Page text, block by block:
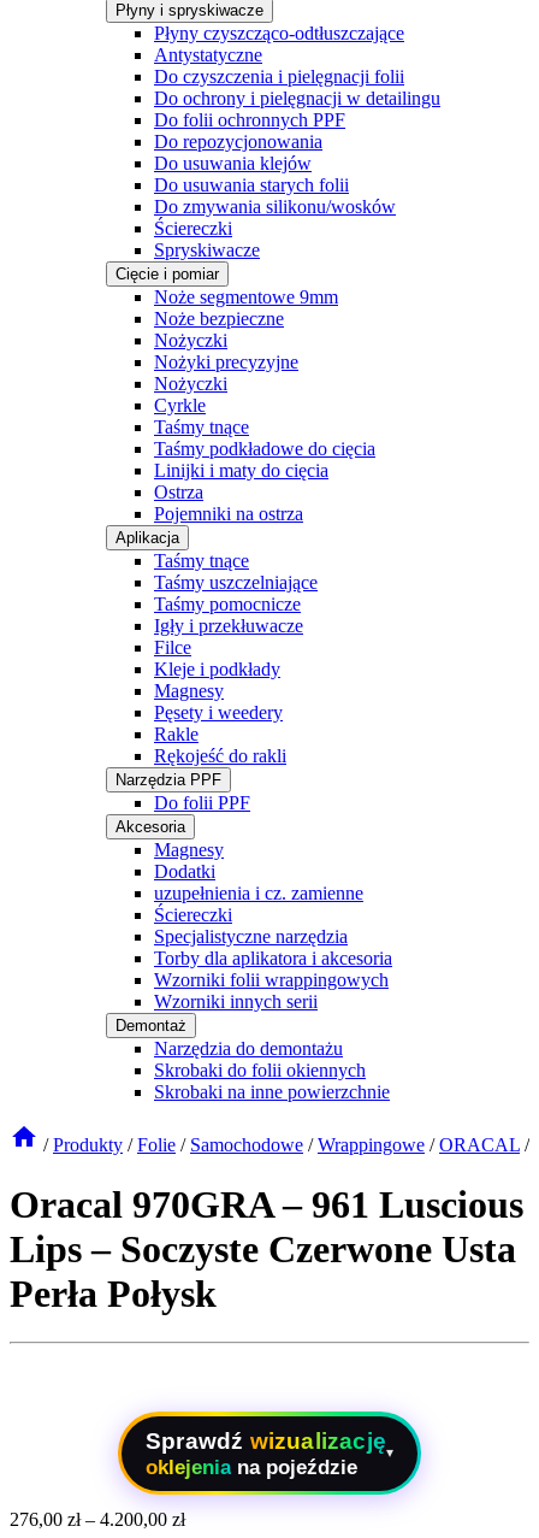
Płyny i spryskiwacze
Płyny czyszcząco-odtłuszczające
Antystatyczne
Do czyszczenia i pielęgnacji folii
Do ochrony i pielęgnacji w detailingu
Do folii ochronnych PPF
Do repozycjonowania
Do usuwania klejów
Do usuwania starych folii
Do zmywania silikonu/wosków
Ściereczki
Spryskiwacze
Cięcie i pomiar
Noże segmentowe 9mm
Noże bezpieczne
Nożyczki
Nożyki precyzyjne
Nożyczki
Cyrkle
Taśmy tnące
Taśmy podkładowe do cięcia
Linijki i maty do cięcia
Ostrza
Pojemniki na ostrza
Aplikacja
Taśmy tnące
Taśmy uszczelniające
Taśmy pomocnicze
Igły i przekłuwacze
Filce
Kleje i podkłady
Magnesy
Pęsety i weedery
Rakle
Rękojeść do rakli
Narzędzia PPF
Do folii PPF
Akcesoria
Magnesy
Dodatki
uzupełnienia i cz. zamienne
Ściereczki
Specjalistyczne narzędzia
Torby dla aplikatora i akcesoria
Wzorniki folii wrappingowych
Wzorniki innych serii
Demontaż
Narzędzia do demontażu
Skrobaki do folii okiennych
Skrobaki na inne powierzchnie
/ Produkty / Folie / Samochodowe / Wrappingowe / ORACAL /
Oracal 970GRA – 961 Luscious
Lips – Soczyste Czerwone Usta
Perła Połysk
Sprawdź wizualizację
oklejenia na pojeździe
▾
276,00 zł– 4.200,00 zł